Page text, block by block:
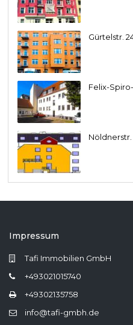
Gürtelstr.
Felix-
Nöldnerstr.
Impressum
Tafi Immobilien GmbH
+493021015740
+49302135758
info@tafi-gmbh.de